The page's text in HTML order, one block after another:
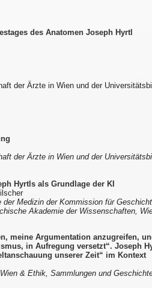
des Anatomen Joseph Hyrtl
der Ärzte in Wien und der
der Ärzte in Wien und der
Hyrtls als Grundlage der KI
der Medizin der Kommission für
Akademie der Wissenschaften,
meine Argumentation anzugreifen,
in Aufregung versetzt“. Joseph
unserer Zeit“ im Kontext
& Ethik, Sammlungen und